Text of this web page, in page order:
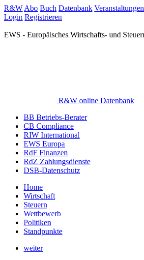
R&W Abo Buch Datenbank Veranstaltungen
Login Registrieren
EWS - Europäisches Wirtschafts- und
R&W online Datenbank
BB Betriebs-Berater
CB Compliance
RIW International
EWS Europa
RdF Finanzen
RdZ Zahlungsdienste
DSB-Datenschutz
Home
Wirtschaft
Steuern
Wettbewerb
Politiken
Standpunkte
weiter